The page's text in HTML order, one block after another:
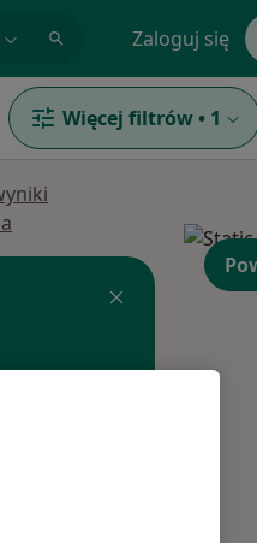
Zaloguj się
Więcej filtrów • 1